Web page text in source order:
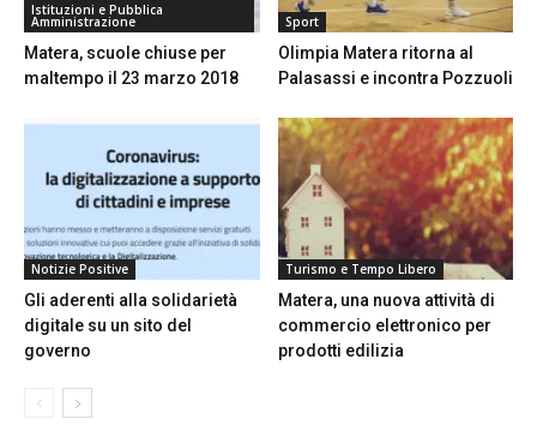
Istituzioni e Pubblica
Amministrazione
Matera, scuole chiuse per
maltempo il 23 marzo 2018
Sport
Olimpia Matera ritorna al
Palasassi e incontra Pozzuoli
Notizie Positive
Gli aderenti alla solidarietà
digitale su un sito del
governo
Turismo e Tempo Libero
Matera, una nuova attività di
commercio elettronico per
prodotti edilizia